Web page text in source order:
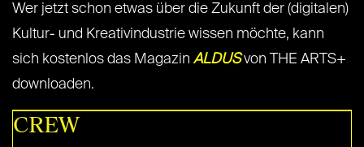
Wer jetzt schon etwas über die Zukunft der (digitalen)
Kultur- und Kreativindustrie wissen möchte, kann
sich kostenlos das Magazin ALDUSvon THE ARTS+
downloaden.
CREW